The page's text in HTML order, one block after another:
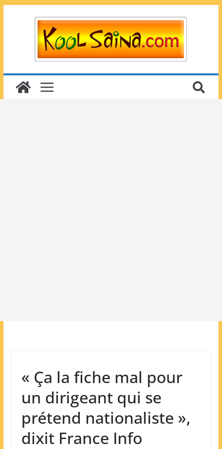
« Ça la fiche mal pour
un dirigeant qui se
prétend nationaliste »,
dixit France Info